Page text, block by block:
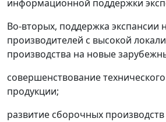
информационной поддержки
Во-вторых, поддержка экспансии
производителей с высокой
производства на новые
совершенствование
продукции;
развитие сборочных